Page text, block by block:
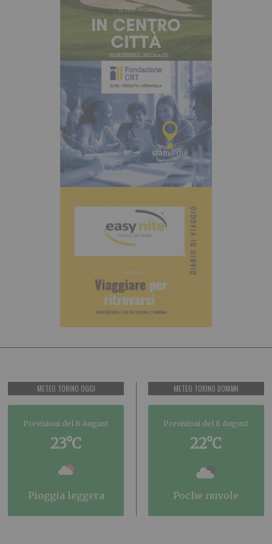
METEO TORINO OGGI
Previsioni del 8 August
23°C
pioggia leggera
METEO TORINO DOMANI
Previsioni del 8 August
22°C
poche nuvole